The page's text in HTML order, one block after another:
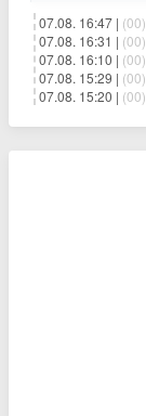
07.08. 16:47 | (00)
07.08. 16:31 | (00)
07.08. 16:10 | (00)
07.08. 15:29 | (00)
07.08. 15:20 | (00)